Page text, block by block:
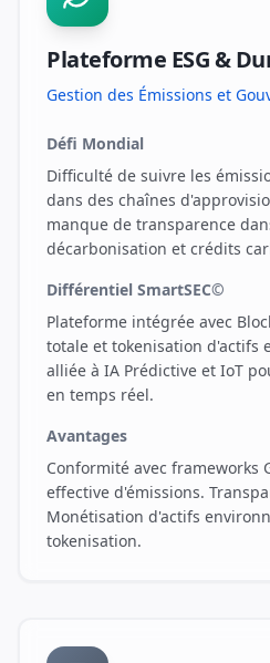
Plateforme ESG &
Gestion des Émissions et
Défi Mondial
Difficulté de suivre les
dans des chaînes
manque de transparence
décarbonisation et crédits
Différentiel SmartSEC©
Plateforme intégrée avec
totale et tokenisation d'actifs
alliée à IA Prédictive et IoT
en temps réel.
Avantages
Conformité avec frameworks
effective d'émissions.
Monétisation d'actifs
tokenisation.